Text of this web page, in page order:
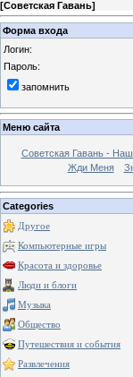
[Советская Гавань]
Форма входа
Логин:
Пароль:
запомнить
Меню сайта
Советская Гавань - Наш
Жди Меня
Categories
Другое
Компьютерные игры
Красота и здоровье
Люди и блоги
Музыка
Общество
Путешествия и события
Развлечения